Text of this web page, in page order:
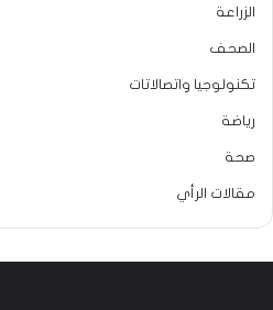
الزراعة
الصحف
تكنولوجيا واتصالاتات
رياضة
صحة
مقالات الرأي